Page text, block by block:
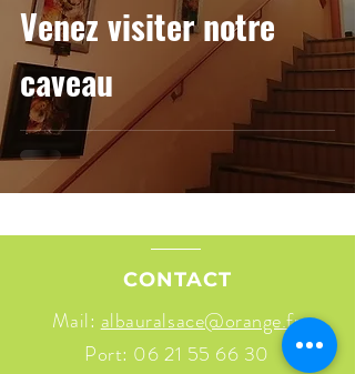
Venez visiter notre
caveau
CONTACT
Mail: albauralsace@orange.fr
Port: 06 21 55 66 30